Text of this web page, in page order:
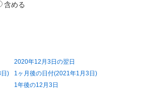
含める
2020年12月3日の翌日
)
1ヶ月後の日付(2021年1月3日)
1年後の12月3日